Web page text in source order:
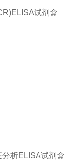
试剂盒
分析ELISA试剂盒